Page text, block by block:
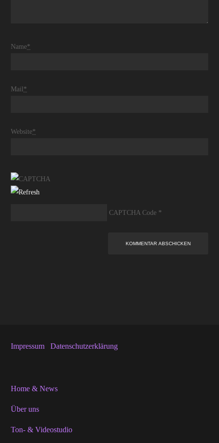
Name*
Mail*
Website*
CAPTCHA Code *
Impressum Datenschutzerklärung
Home & News
Über uns
Ton- & Videostudio